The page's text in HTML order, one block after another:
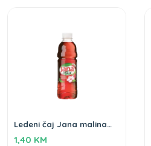
Ledeni čaj Jana malina
1,40 KM